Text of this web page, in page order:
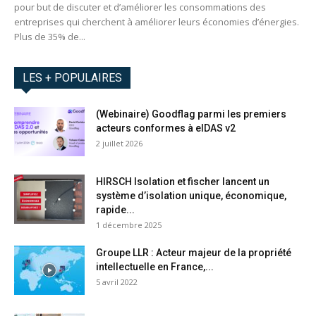
pour but de discuter et d’améliorer les consommations des
entreprises qui cherchent à améliorer leurs économies d’énergies.
Plus de 35% de...
LES + POPULAIRES
(Webinaire) Goodflag parmi les premiers
acteurs conformes à eIDAS v2
2 juillet 2026
HIRSCH Isolation et fischer lancent un
système d’isolation unique, économique,
rapide...
1 décembre 2025
Groupe LLR : Acteur majeur de la propriété
intellectuelle en France,...
5 avril 2022